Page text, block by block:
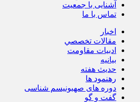
آشنایی با جمعیت
تماس با ما
اخبار
مقالات تخصصي
ادبيات مقاومت
بيانيه
حديث هفته
رهنمود ها
دوره های صهیونیسم شناسی
گفت و گو